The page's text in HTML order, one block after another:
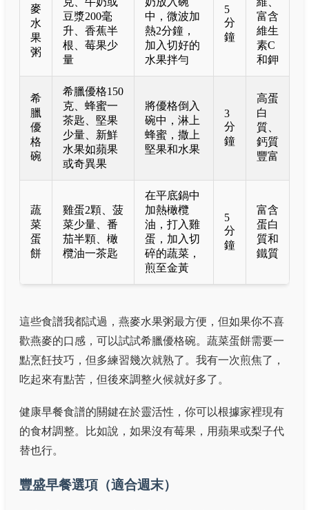
麥
水
果
粥
豆漿200毫
升、香蕉半
根、莓果少
量
中，微波加
熱2分鐘，
加入切好的
水果拌勻
5
分
鐘
富含
維生
素C
和鉀
希
臘
優
格
碗
希臘優格150
克、蜂蜜一
茶匙、堅果
少量、新鮮
水果如蘋果
或奇異果
將優格倒入
碗中，淋上
蜂蜜，撒上
堅果和水果
3
分
鐘
高蛋
白
質、
鈣質
豐富
蔬
菜
蛋
餅
雞蛋2顆、菠
菜少量、番
茄半顆、橄
欖油一茶匙
在平底鍋中
加熱橄欖
油，打入雞
蛋，加入切
碎的蔬菜，
煎至金黃
5
分
鐘
富含
蛋白
質和
鐵質
這些食譜我都試過，燕麥水果粥最方便，但如果你不喜
歡燕麥的口感，可以試試希臘優格碗。蔬菜蛋餅需要一
點烹飪技巧，但多練習幾次就熟了。我有一次煎焦了，
吃起來有點苦，但後來調整火候就好多了。
健康早餐食譜的關鍵在於靈活性，你可以根據家裡現有
的食材調整。比如說，如果沒有莓果，用蘋果或梨子代
替也行。
豐盛早餐選項（適合週末）